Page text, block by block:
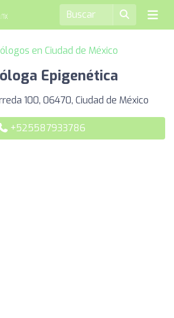
en Ciudad de México
Epigenética
100, 06470, Ciudad de México
+525587933786